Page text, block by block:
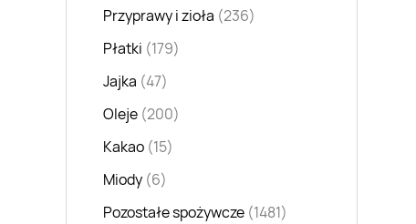
Przyprawy i zioła (236)
Płatki (179)
Jajka (47)
Oleje (200)
Kakao (15)
Miody (6)
Pozostałe spożywcze (1481)